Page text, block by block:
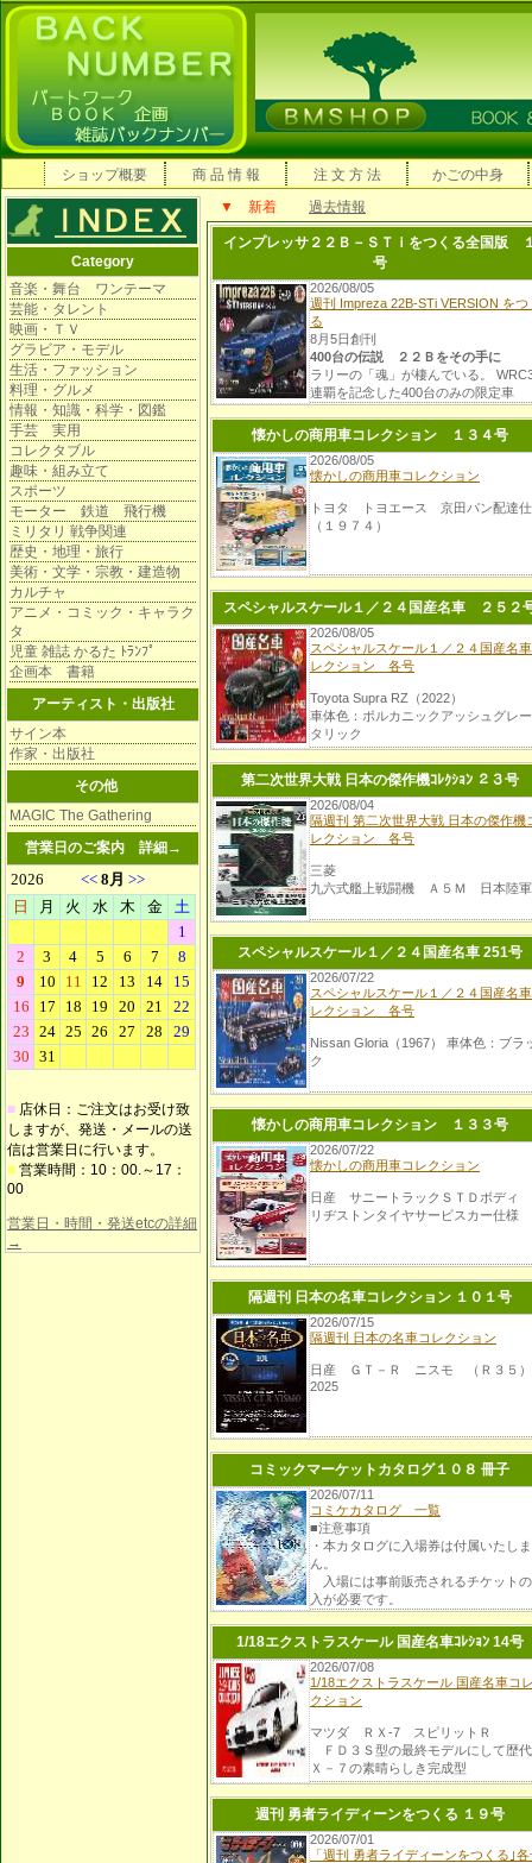
ショップ概要 商 品 情 報 注 文 方 法 かごの中身
Category
音楽・舞台 ワンテーマ
芸能・タレント
映画・ＴＶ
グラビア・モデル
生活・ファッション
料理・グルメ
情報・知識・科学・図鑑
手芸 実用
コレクタブル
趣味・組み立て
スポーツ
モーター 鉄道 飛行機
ミリタリ 戦争関連
歴史・地理・旅行
美術・文学・宗教・建造物
カルチャ
アニメ・コミック・キャラク
タ
児童 雑誌 かるた ﾄﾗﾝﾌﾟ
企画本 書籍
アーティスト・出版社
サイン本
作家・出版社
その他
MAGIC The Gathering
営業日のご案内 詳細→
■ 店休日：ご注文はお受け致
しますが、発送・メールの送
信は営業日に行います。
■ 営業時間：10：00.～17：
00
営業日・時間・発送etcの詳細
→
▼ 新着 過去情報
インプレッサ２２Ｂ－ＳＴｉをつくる全国版
号
2026/08/05
週刊 Impreza 22B-STi VERSION をつ
る
8月5日創刊
400台の伝説 ２２Ｂをその手に
ラリーの「魂」が棲んでいる。
連覇を記念した400台のみの限定車
その姿はまさに公道に降り立ったWR
ー 1998（平成10）年、スバルはWRC
（世界ラリー選手権）での３連覇を
して、特別仕様のロードモデル「イ
レッサ22B STiバージョン」を世に送
懐かしの商用車コレクション １３４号
2026/08/05
懐かしの商用車コレクション
トヨタ トヨエース 京田パン配達
（１９７４）
スペシャルスケール１／２４国産名車 ２５２
2026/08/05
スペシャルスケール１／２４国産名
レクション 各号
Toyota Supra RZ（2022）
車体色：ボルカニックアッシュグレ
タリック
第二次世界大戦 日本の傑作機ｺﾚｸｼｮﾝ ２３号
2026/08/04
隔週刊 第二次世界大戦 日本の傑作機
レクション 各号
三菱
九六式艦上戦闘機 Ａ５Ｍ 日本陸軍
スペシャルスケール１／２４国産名車 251号
2026/07/22
スペシャルスケール１／２４国産名
レクション 各号
Nissan Gloria（1967） 車体色：ブラ
ク
懐かしの商用車コレクション １３３号
2026/07/22
懐かしの商用車コレクション
日産 サニートラックＳＴＤボディ
リヂストンタイヤサービスカー仕様
隔週刊 日本の名車コレクション １０１号
2026/07/15
隔週刊 日本の名車コレクション
日産 ＧＴ－Ｒ ニスモ （Ｒ３５
2025
コミックマーケットカタログ１０８ 冊子
2026/07/11
コミケカタログ 一覧
■注意事項
・本カタログに入場券は付属いたし
ん。
入場には事前販売されるチケット
入が必要です。
（弊社での販売予定はございませ
ん。）
・カタログにつきましては、万一開
中止となりましても、返品はお受け
ません。予めご了承ください。
ましてはコミックマーケット公式サ
をご確認ください。
https://www.comiket.co.jp/info-
a/C107/C107Info.html
1/18エクストラスケール 国産名車ｺﾚｼｮﾝ 14号
2026/07/08
1/18エクストラスケール 国産名車コ
クション
マツダ ＲＸ-7 スピリットＲ
ＦＤ３Ｓ型の最終モデルにして歴
Ｘ－７の素晴らしき完成型
週刊 勇者ライディーンをつくる １９号
2026/07/01
「週刊 勇者ライディーンをつくる｣